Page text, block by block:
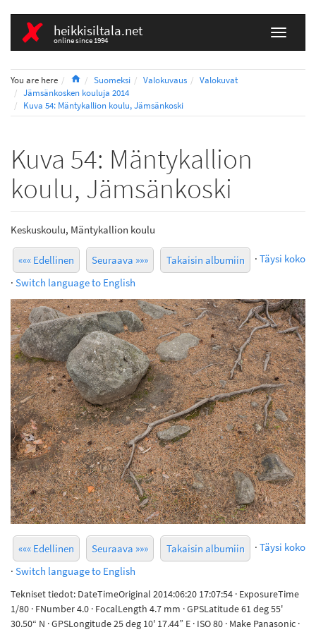
heikkisiltala.net
online since 1994
You are here HomeSuomeksi Valokuvaus
Valokuvat
Jämsänkosken kouluja 2014
Kuva 54: Mäntykallion koulu, Jämsänkoski
Kuva 54: Mäntykallion
koulu, Jämsänkoski
Keskuskoulu, Mäntykallion koulu
««« Edellinen Seuraava »»» Takaisin albumiin · Täysi koko
· Switch language to English
««« Edellinen Seuraava »»» Takaisin albumiin · Täysi koko
· Switch language to English
Tekniset tiedot: DateTimeOriginal 2014:06:20 17:07:54 · ExposureTime
1/80 · FNumber 4.0 · FocalLength 4.7 mm · GPSLatitude 61 deg 55'
30.50“ N · GPSLongitude 25 deg 10' 17.44” E · ISO 80 · Make Panasonic ·